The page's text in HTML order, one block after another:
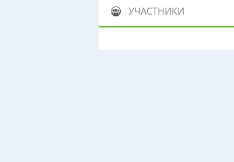
УЧАСТНИКИ